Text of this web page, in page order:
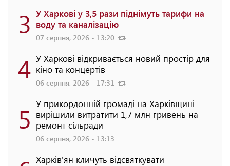
3 У Харкові у 3,5 рази піднімуть тарифи на
воду та каналізацію
07 серпня, 2026 - 13:20
4 У Харкові відкривається новий простір для
кіно та концертів
06 серпня, 2026 - 17:31
5 У прикордонній громаді на Харківщині
вирішили витратити 1,7 млн гривень на
ремонт сільради
06 серпня, 2026 - 13:13
Харків'ян кличуть відсвяткувати